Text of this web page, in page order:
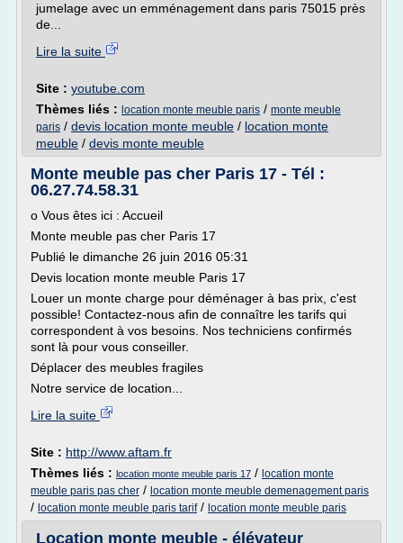
jumelage avec un emménagement dans paris 75015 près
de...
Lire la suite
Site : youtube.com
Thèmes liés : location monte meuble paris / monte meuble
paris / devis location monte meuble / location monte
meuble / devis monte meuble
Monte meuble pas cher Paris 17 - Tél :
06.27.74.58.31
o Vous êtes ici : Accueil
Monte meuble pas cher Paris 17
Publié le dimanche 26 juin 2016 05:31
Devis location monte meuble Paris 17
Louer un monte charge pour déménager à bas prix, c'est
possible! Contactez-nous afin de connaître les tarifs qui
correspondent à vos besoins. Nos techniciens confirmés
sont là pour vous conseiller.
Déplacer des meubles fragiles
Notre service de location...
Lire la suite
Site : http://www.aftam.fr
Thèmes liés : location monte meuble paris 17 / location monte
meuble paris pas cher / location monte meuble demenagement paris
/ location monte meuble paris tarif/ location monte meuble paris
Location monte meuble - élévateur